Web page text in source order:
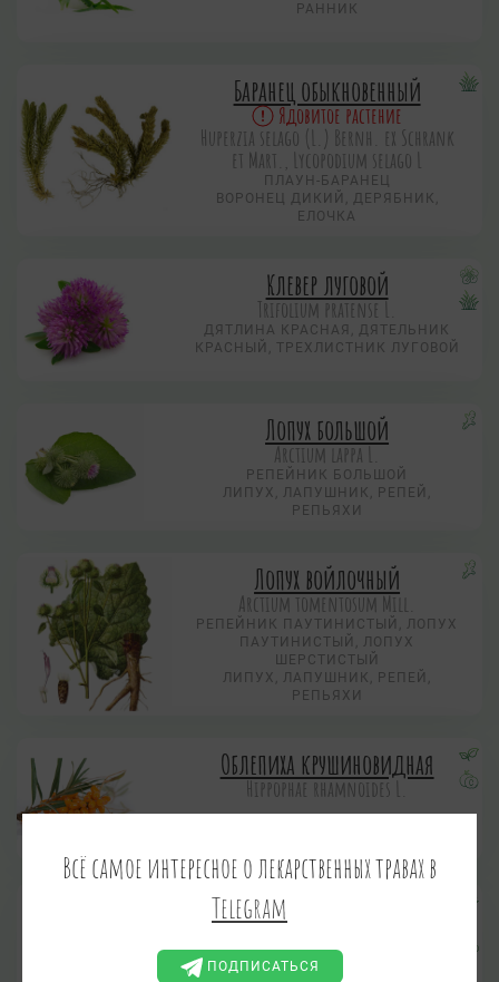
РАННИК
Баранец обыкновенный
Ядовитое растение
Huperzia selago (L.) Bernh. ex Schrank
et Mart., Lycopodium selago L
ПЛАУН-БАРАНЕЦ
ВОРОНЕЦ ДИКИЙ, ДЕРЯБНИК,
ЕЛОЧКА
Клевер луговой
Trifolium pratense L.
ДЯТЛИНА КРАСНАЯ, ДЯТЕЛЬНИК
КРАСНЫЙ, ТРЕХЛИСТНИК ЛУГОВОЙ
Лопух большой
Arctium lappa L.
РЕПЕЙНИК БОЛЬШОЙ
ЛИПУХ, ЛАПУШНИК, РЕПЕЙ,
РЕПЬЯХИ
Лопух войлочный
Arctium tomentosum Mill.
РЕПЕЙНИК ПАУТИНИСТЫЙ, ЛОПУХ
ПАУТИНИСТЫЙ, ЛОПУХ
ШЕРСТИСТЫЙ
ЛИПУХ, ЛАПУШНИК, РЕПЕЙ,
РЕПЬЯХИ
Облепиха крушиновидная
Hippophae rhamnoides L.
Пастернак посевной
ПАСТЕРНАК ОБЫКНОВЕННЫЙ,
ПАСТЕРНАК ЛУГОВОЙ
Всё самое интересное о лекарственных травах в
Telegram
ПОДПИСАТЬСЯ